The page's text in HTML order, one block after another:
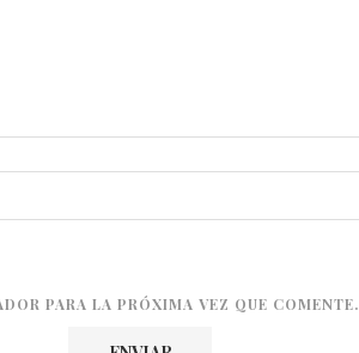
PARA LA PRÓXIMA VEZ QUE COMENTE.